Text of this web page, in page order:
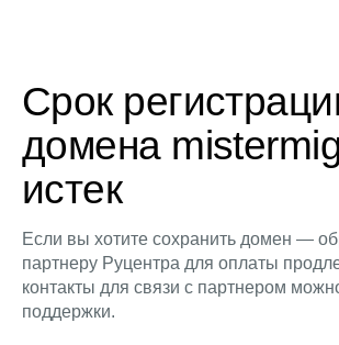
Срок
домена
истек
Если вы хотите сохранить домен —
партнеру Руцентра для оплаты
контакты для связи с партнером
поддержки.